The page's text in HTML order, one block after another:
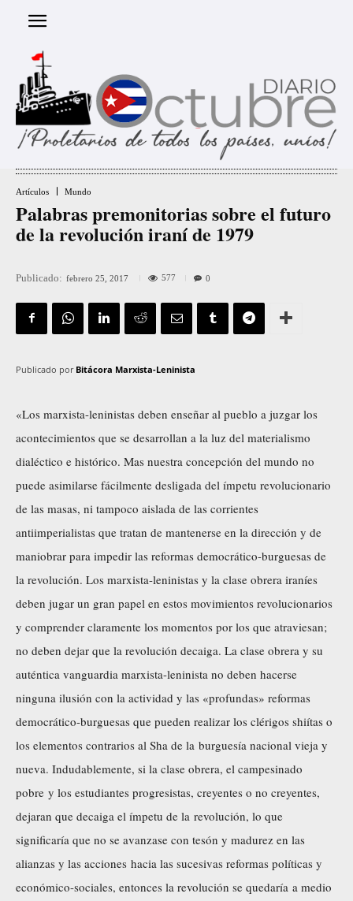
Artículos Mundo
Palabras premonitorias sobre el futuro
de la revolución iraní de 1979
Publicado: febrero 25, 2017 577 0
Publicado por Bitácora Marxista-Leninista
«Los marxista-leninistas deben enseñar al pueblo a juzgar los
acontecimientos que se desarrollan a la luz del materialismo
dialéctico e histórico. Mas nuestra concepción del mundo no
puede asimilarse fácilmente desligada del ímpetu revolucionario
de las masas, ni tampoco aislada de las corrientes
antiimperialistas que tratan de mantenerse en la dirección y de
maniobrar para impedir las reformas democrático-burguesas de
la revolución. Los marxista-leninistas y la clase obrera iraníes
deben jugar un gran papel en estos movimientos revolucionarios
y comprender claramente los momentos por los que atraviesan;
no deben dejar que la revolución decaiga. La clase obrera y su
auténtica vanguardia marxista-leninista no deben hacerse
ninguna ilusión con la actividad y las «profundas» reformas
democrático-burguesas que pueden realizar los clérigos shiítas o
los elementos contrarios al Sha de la burguesía nacional vieja y
nueva. Indudablemente, si la clase obrera, el campesinado
pobre y los estudiantes progresistas, creyentes o no creyentes,
dejaran que decaiga el ímpetu de la revolución, lo que
significaría que no se avanzase con tesón y madurez en las
alianzas y las acciones hacia las sucesivas reformas políticas y
económico-sociales, entonces la revolución se quedaría a medio